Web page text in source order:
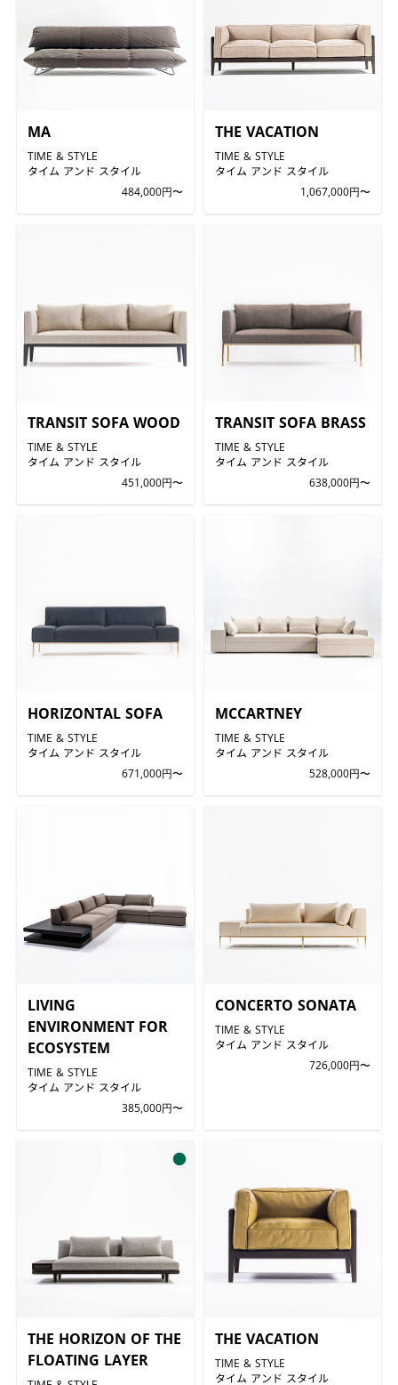
MA
TIME & STYLE
タイム アンド スタイル
484,000円〜
THE VACATION
TIME & STYLE
タイム アンド スタイル
1,067,000円〜
TRANSIT SOFA WOOD
TIME & STYLE
タイム アンド スタイル
451,000円〜
TRANSIT SOFA BRASS
TIME & STYLE
タイム アンド スタイル
638,000円〜
HORIZONTAL SOFA
TIME & STYLE
タイム アンド スタイル
671,000円〜
MCCARTNEY
TIME & STYLE
タイム アンド スタイル
528,000円〜
LIVING
ENVIRONMENT FOR
ECOSYSTEM
TIME & STYLE
タイム アンド スタイル
385,000円〜
CONCERTO SONATA
TIME & STYLE
タイム アンド スタイル
726,000円〜
THE HORIZON OF THE
FLOATING LAYER
●
THE VACATION
TIME & STYLE
タイム アンド スタイル